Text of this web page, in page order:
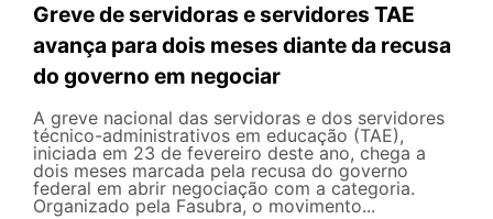
Greve de servidoras e servidores TAE
avança para dois meses diante da recusa
do governo em negociar
A greve nacional das servidoras e dos servidores
técnico-administrativos em educação (TAE),
iniciada em 23 de fevereiro deste ano, chega a
dois meses marcada pela recusa do governo
federal em abrir negociação com a categoria.
Organizado pela Fasubra, o movimento...